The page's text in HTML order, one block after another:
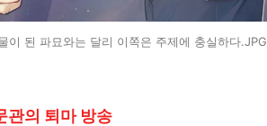
이 된 파묘와는 달리 이쪽은 주제에 충실하다.JPG
관의 퇴마 방송